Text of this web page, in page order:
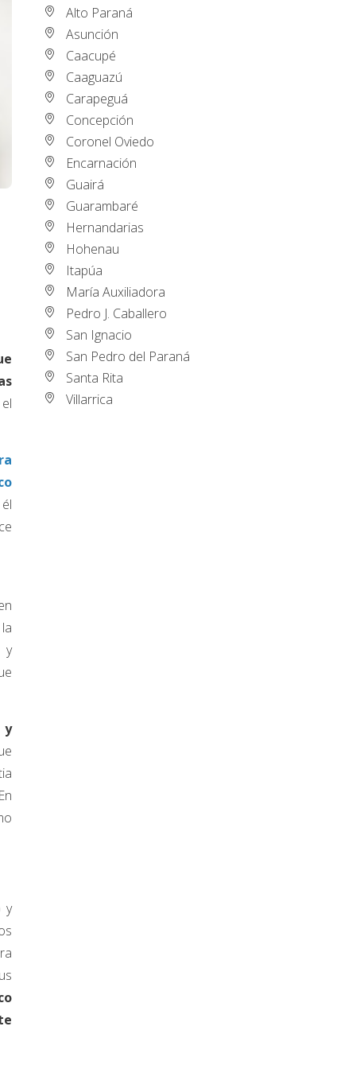
y
y
y
Alto Paraná
Asunción
Caacupé
Caaguazú
Carapeguá
Concepción
Coronel Oviedo
Encarnación
Guairá
Guarambaré
Hernandarias
Hohenau
Itapúa
María Auxiliadora
Pedro J. Caballero
San Ignacio
San Pedro del Paraná
Santa Rita
Villarrica